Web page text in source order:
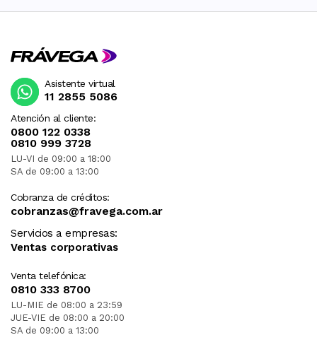
Atención al cliente:
0800 122 0338
0810 999 3728
LU-VI de 09:00 a 18:00
SA de 09:00 a 13:00
Cobranza de créditos:
cobranzas@fravega.com.ar
Servicios a empresas:
Ventas corporativas
Venta telefónica:
0810 333 8700
LU-MIE de 08:00 a 23:59
JUE-VIE de 08:00 a 20:00
SA de 09:00 a 13:00
Asistente virtual
11 2855 5086